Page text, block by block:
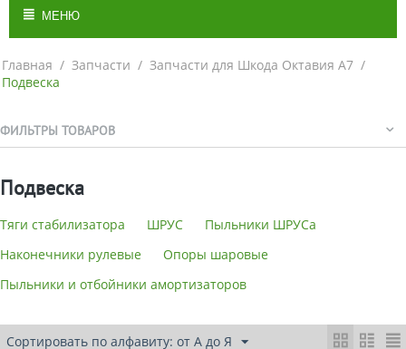
МЕНЮ
Главная / Запчасти / Запчасти для Шкода Октавия А7 /
Подвеска
ФИЛЬТРЫ ТОВАРОВ
Подвеска
Тяги стабилизатора ШРУС
Пыльники ШРУСа
Наконечники рулевые
Опоры шаровые
Пыльники и отбойники амортизаторов
Сортировать по алфавиту: от А до Я